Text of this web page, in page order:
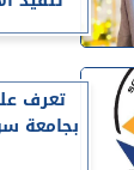
تعرف
بجامعة